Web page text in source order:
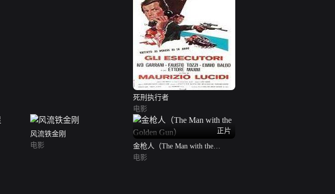
死刑执行者
电影
风流铁金刚
电影
正片
金枪人（The Man with the
Golden Gun）
电影